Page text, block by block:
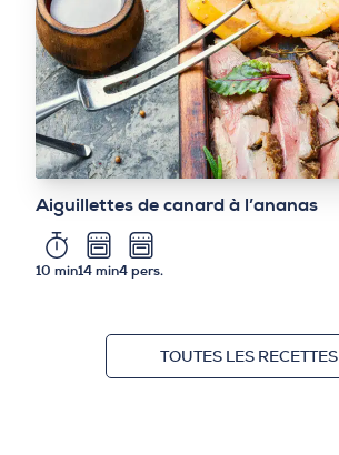
Aiguillettes de canard à l’ananas
10 min14 min4 pers.
TOUTES LES RECETTES